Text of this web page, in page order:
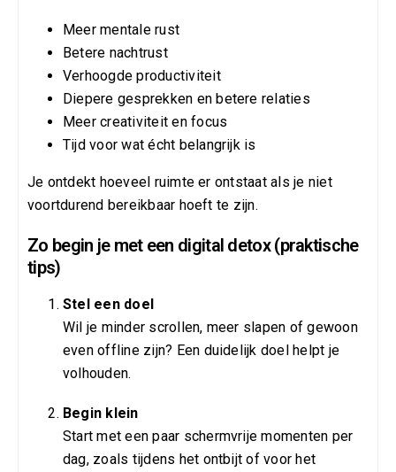
Meer mentale rust
Betere nachtrust
Verhoogde productiviteit
Diepere gesprekken en betere relaties
Meer creativiteit en focus
Tijd voor wat écht belangrijk is
Je ontdekt hoeveel ruimte er ontstaat als je niet
voortdurend bereikbaar hoeft te zijn.
Zo begin je met een digital detox (praktische
tips)
Stel een doel
Wil je minder scrollen, meer slapen of gewoon
even offline zijn? Een duidelijk doel helpt je
volhouden.
Begin klein
Start met een paar schermvrije momenten per
dag, zoals tijdens het ontbijt of voor het